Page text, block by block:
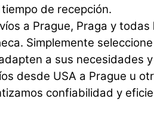
de recepción.
a Prague, Praga y todas
Simplemente
a sus necesidades
desde USA a Prague u
confiabilidad y